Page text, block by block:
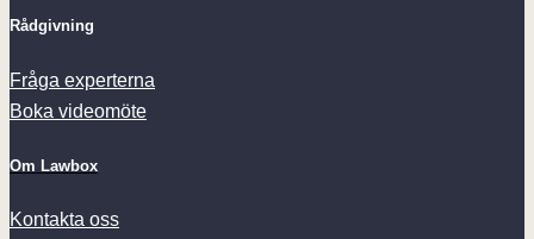
Rådgivning
Fråga experterna
Boka videomöte
Om Lawbox
Kontakta oss